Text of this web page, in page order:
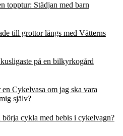
topptur: Städjan med barn
till grottor längs med Vätterns
på en bilkyrkogård
Cykelvasa om jag ska vara
själv?
börja cykla med bebis i cykelvagn?